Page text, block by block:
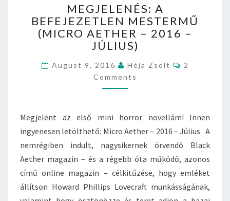
–
2
0
1
6
–
A
S
Z
T
U
S
)
E
G
J
E
E
N
É
A
B
E
F
E
J
E
MEGJELENÉS: A
BEFEJEZETLEN MESTERMŰ
(MICRO AETHER – 2016 –
JÚLIUS)
August 9, 2016 Héja Zsolt
C
O
S
2
Comments
Megjelent az első mini horror novellám! Innen
ingyenesen letölthető: Micro Aether – 2016 – Július A
nemrégiben indult, nagysikernek örvendő Black
Aether magazin – és a régebb óta működő, azonos
című online magazin – célkitűzése, hogy emléket
állítson Howard Phillips Lovecraft munkásságának,